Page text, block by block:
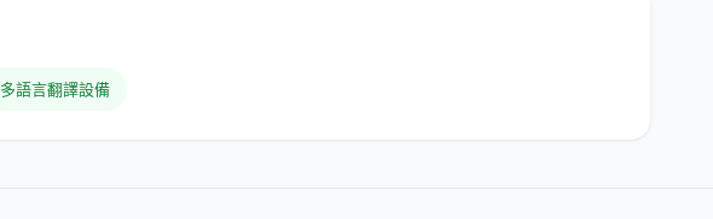
多語言翻譯設備